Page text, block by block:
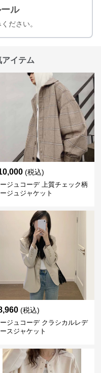
ル
ださい。
イテム
(税込)
ジュコーデ 上質チェック柄
ジュジャケット
(税込)
ジュコーデ クラシカルレデ
スジャケット